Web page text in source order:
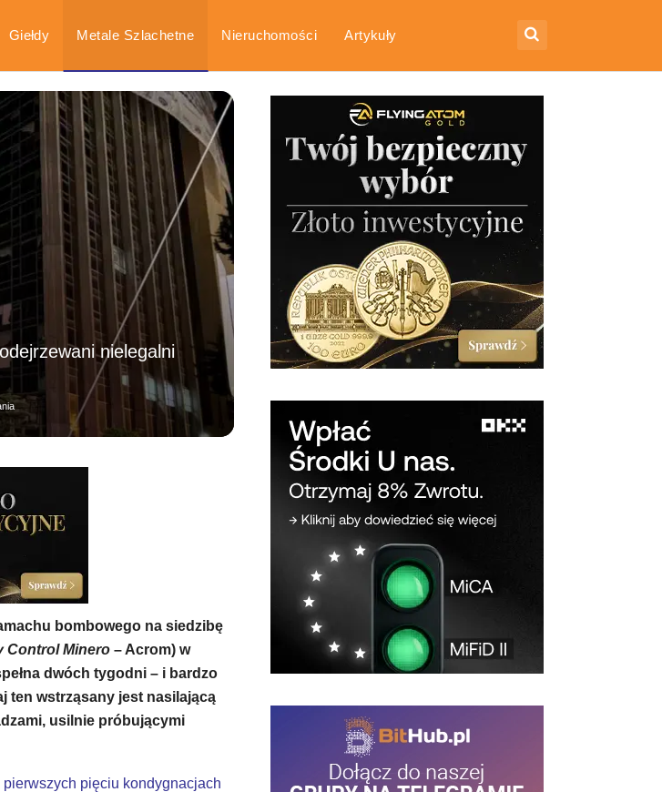
Giełdy Metale Szlachetne Nieruchomości Artykuły
nielegalni
bombowego na siedzibę
Control Minero– Acrom) w
dwóch tygodni – i bardzo
ten wstrząsany jest nasilającą
usilnie próbującymi
pierwszych pięciu kondygnacjach